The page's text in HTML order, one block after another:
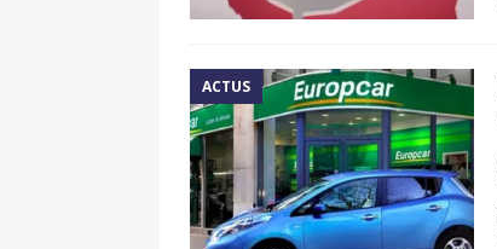
ACTUS